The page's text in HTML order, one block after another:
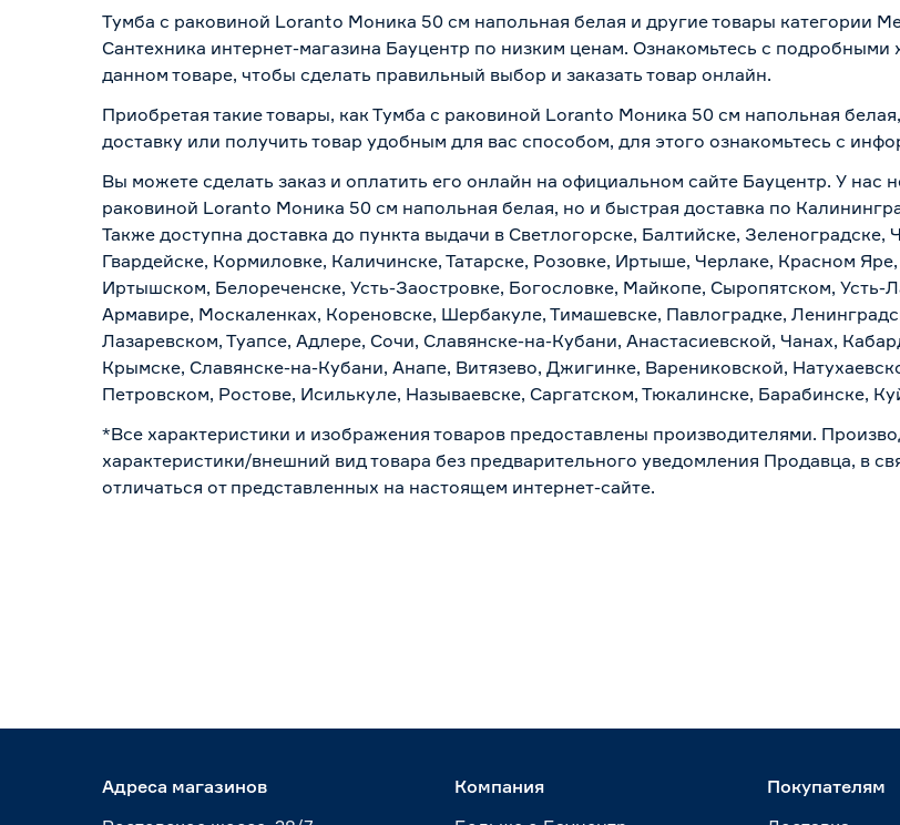
Тумба с раковиной Loranto Моника 50 см напольная белая и другие товары категории
Сантехника интернет-магазина Бауцентр по низким ценам. Ознакомьтесь с
данном товаре, чтобы сделать правильный выбор и заказать товар онлайн.
Приобретая такие товары, как Тумба с раковиной Loranto Моника 50 см напольная
доставку или получить товар удобным для вас способом, для этого ознакомьтесь с
Вы можете сделать заказ и оплатить его онлайн на официальном сайте Бауцентр. У нас
раковиной Loranto Моника 50 см напольная белая, но и быстрая доставка по
Также доступна доставка до пункта выдачи в Светлогорске, Балтийске,
Гвардейске, Кормиловке, Каличинске, Татарске, Розовке, Иртыше, Черлаке, Красном
Иртышском, Белореченске, Усть-Заостровке, Богословке, Майкопе, Сыропятском,
Армавире, Москаленках, Кореновске, Шербакуле, Тимашевске, Павлоградке,
Лазаревском, Туапсе, Адлере, Сочи, Славянске-на-Кубани, Анастасиевской, Чанах,
Крымске, Славянске-на-Кубани, Анапе, Витязево, Джигинке, Варениковской,
Петровском, Ростове, Исилькуле, Называевске, Саргатском, Тюкалинске, Барабинске,
*Все характеристики и изображения товаров предоставлены производителями.
характеристики/внешний вид товара без предварительного уведомления Продавца, в
отличаться от представленных на настоящем интернет-сайте.
Адреса магазинов
Компания
Покупателям